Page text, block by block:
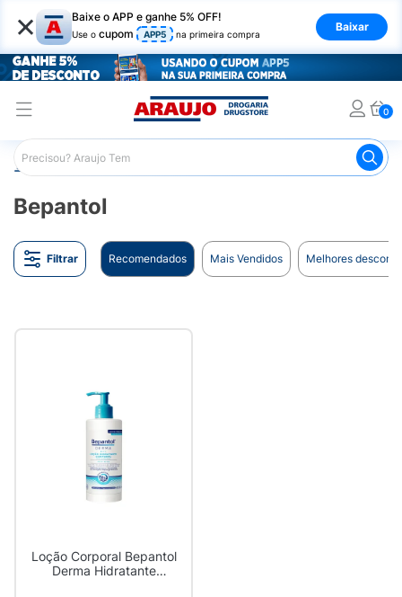
× Baixe o APP e ganhe 5% OFF!
Use o cupom APP5 na primeira compra
Baixar
0
Araujo Marcas
Bepantol
Filtrar Recomendados Mais Vendidos Melhores
Loção Corporal Bepantol
Derma Hidratante